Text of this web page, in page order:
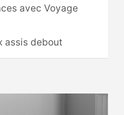
avec Voyage
assis debout